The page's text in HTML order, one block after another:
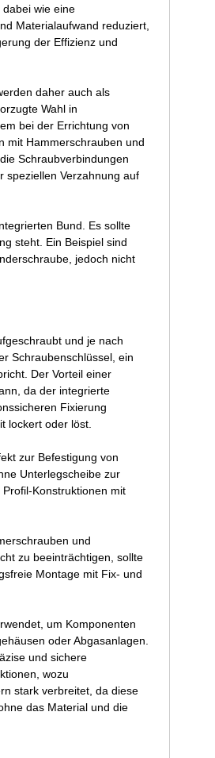
wie eine
Materialaufwand reduziert,
der Effizienz und
daher auch als
Wahl in
bei der Errichtung von
mit Hammerschrauben und
Schraubverbindungen
speziellen Verzahnung auf
Bund. Es sollte
steht. Ein Beispiel sind
jedoch nicht
und je nach
Schraubenschlüssel, ein
Der Vorteil einer
da der integrierte
Fixierung
lockert oder löst.
zur Befestigung von
Unterlegscheibe zur
Konstruktionen mit
und
zu beeinträchtigen, sollte
Montage mit Fix- und
um Komponenten
oder Abgasanlagen.
und sichere
wozu
stark verbreitet, da diese
das Material und die